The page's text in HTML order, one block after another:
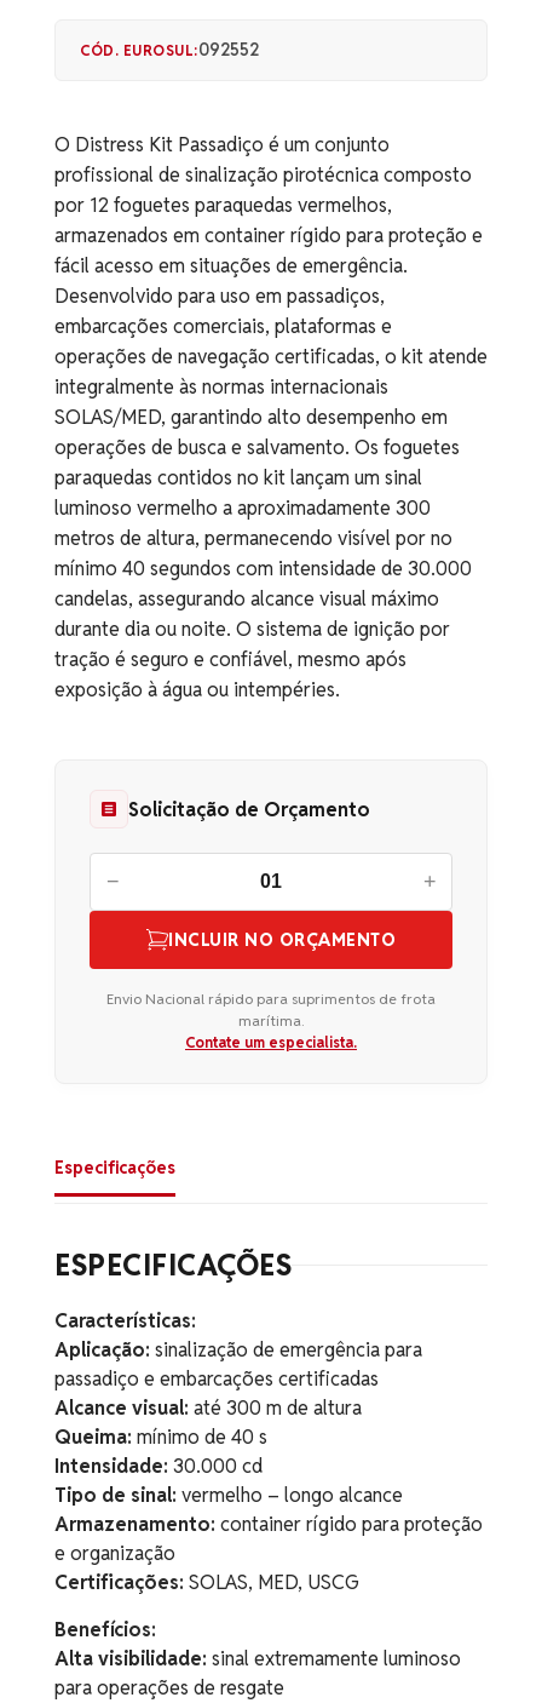
CÓD. EUROSUL:092552
O Distress Kit Passadiço é um conjunto
profissional de sinalização pirotécnica composto
por 12 foguetes paraquedas vermelhos,
armazenados em container rígido para proteção e
fácil acesso em situações de emergência.
Desenvolvido para uso em passadiços,
embarcações comerciais, plataformas e
operações de navegação certificadas, o kit atende
integralmente às normas internacionais
SOLAS/MED, garantindo alto desempenho em
operações de busca e salvamento. Os foguetes
paraquedas contidos no kit lançam um sinal
luminoso vermelho a aproximadamente 300
metros de altura, permanecendo visível por no
mínimo 40 segundos com intensidade de 30.000
candelas, assegurando alcance visual máximo
durante dia ou noite. O sistema de ignição por
tração é seguro e confiável, mesmo após
exposição à água ou intempéries.
Solicitação de Orçamento
− +
INCLUIR NO ORÇAMENTO
Envio Nacional rápido para suprimentos de frota
marítima.
Contate um especialista.
Especificações
ESPECIFICAÇÕES
Características:
Aplicação: sinalização de emergência para
passadiço e embarcações certificadas
Alcance visual: até 300 m de altura
Queima: mínimo de 40 s
Intensidade: 30.000 cd
Tipo de sinal: vermelho – longo alcance
Armazenamento: container rígido para proteção
e organização
Certificações: SOLAS, MED, USCG
Benefícios:
Alta visibilidade: sinal extremamente luminoso
para operações de resgate